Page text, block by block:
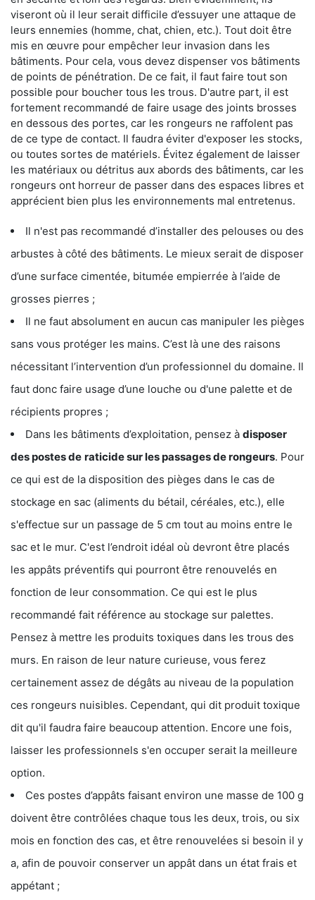
viseront où il leur serait difficile d’essuyer une attaque de
leurs ennemies (homme, chat, chien, etc.). Tout doit être
mis en œuvre pour empêcher leur invasion dans les
bâtiments. Pour cela, vous devez dispenser vos bâtiments
de points de pénétration. De ce fait, il faut faire tout son
possible pour boucher tous les trous. D'autre part, il est
fortement recommandé de faire usage des joints brosses
en dessous des portes, car les rongeurs ne raffolent pas
de ce type de contact. Il faudra éviter d'exposer les stocks,
ou toutes sortes de matériels. Évitez également de laisser
les matériaux ou détritus aux abords des bâtiments, car les
rongeurs ont horreur de passer dans des espaces libres et
apprécient bien plus les environnements mal entretenus.
Il n'est pas recommandé d’installer des pelouses ou des
arbustes à côté des bâtiments. Le mieux serait de disposer
d’une surface cimentée, bitumée empierrée à l’aide de
grosses pierres ;
Il ne faut absolument en aucun cas manipuler les pièges
sans vous protéger les mains. C’est là une des raisons
nécessitant l’intervention d’un professionnel du domaine. Il
faut donc faire usage d’une louche ou d'une palette et de
récipients propres ;
Dans les bâtiments d’exploitation, pensez à disposer
des postes de raticide sur les passages de rongeurs. Pour
ce qui est de la disposition des pièges dans le cas de
stockage en sac (aliments du bétail, céréales, etc.), elle
s'effectue sur un passage de 5 cm tout au moins entre le
sac et le mur. C'est l’endroit idéal où devront être placés
les appâts préventifs qui pourront être renouvelés en
fonction de leur consommation. Ce qui est le plus
recommandé fait référence au stockage sur palettes.
Pensez à mettre les produits toxiques dans les trous des
murs. En raison de leur nature curieuse, vous ferez
certainement assez de dégâts au niveau de la population
ces rongeurs nuisibles. Cependant, qui dit produit toxique
dit qu'il faudra faire beaucoup attention. Encore une fois,
laisser les professionnels s'en occuper serait la meilleure
option.
Ces postes d’appâts faisant environ une masse de 100 g
doivent être contrôlées chaque tous les deux, trois, ou six
mois en fonction des cas, et être renouvelées si besoin il y
a, afin de pouvoir conserver un appât dans un état frais et
appétant ;